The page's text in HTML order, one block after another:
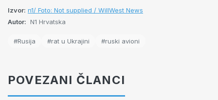
Izvor: n1/ Foto: Not supplied / WillWest News
Autor: N1 Hrvatska
#Rusija #rat u Ukrajini #ruski avioni
POVEZANI ČLANCI